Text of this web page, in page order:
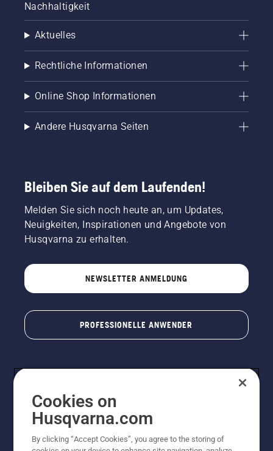
Nachhaltigkeit
Aktuelles
Rechtliche Informationen
Online Shop Informationen
Andere Husqvarna Seiten
Bleiben Sie auf dem Laufenden!
Melden Sie sich noch heute an, um Updates,
Neuigkeiten, Inspirationen und Angebote von
Husqvarna zu erhalten.
NEWSLETTER ANMELDUNG
PROFESSIONELLE ANWENDER
Cookies on
Husqvarna.com
By clicking “Accept Cookies”, you agree to the storing of